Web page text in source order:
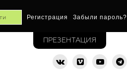
Регистрация Забыли пароль?
ПРЕЗЕНТАЦИЯ